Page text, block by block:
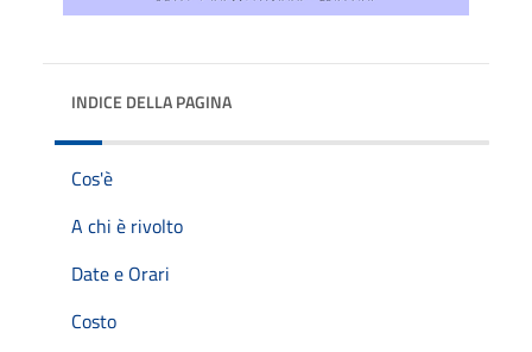
INDICE DELLA PAGINA
Cos'è
A chi è rivolto
Date e Orari
Costo